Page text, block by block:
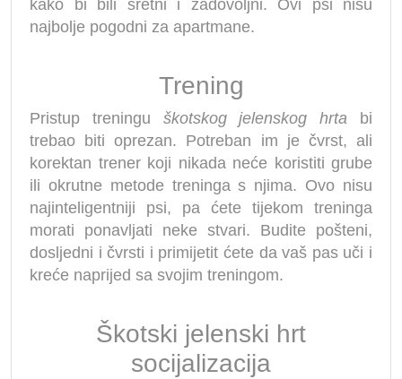
kako bi bili sretni i zadovoljni. Ovi psi nisu
najbolje pogodni za apartmane.
Trening
Pristup treningu škotskog jelenskog hrta bi
trebao biti oprezan. Potreban im je čvrst, ali
korektan trener koji nikada neće koristiti grube
ili okrutne metode treninga s njima. Ovo nisu
najinteligentniji psi, pa ćete tijekom treninga
morati ponavljati neke stvari. Budite pošteni,
dosljedni i čvrsti i primijetit ćete da vaš pas uči i
kreće naprijed sa svojim treningom.
Škotski jelenski hrt
socijalizacija